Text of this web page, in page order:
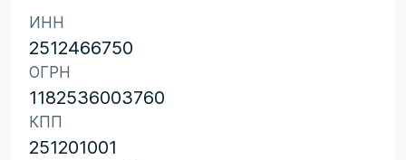
ИНН
2512466750
ОГРН
1182536003760
КПП
251201001